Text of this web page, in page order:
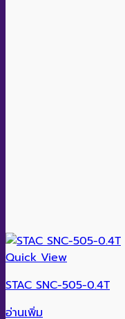
Quick View
STAC SNC-505-0.4T
อ่านเพิ่ม